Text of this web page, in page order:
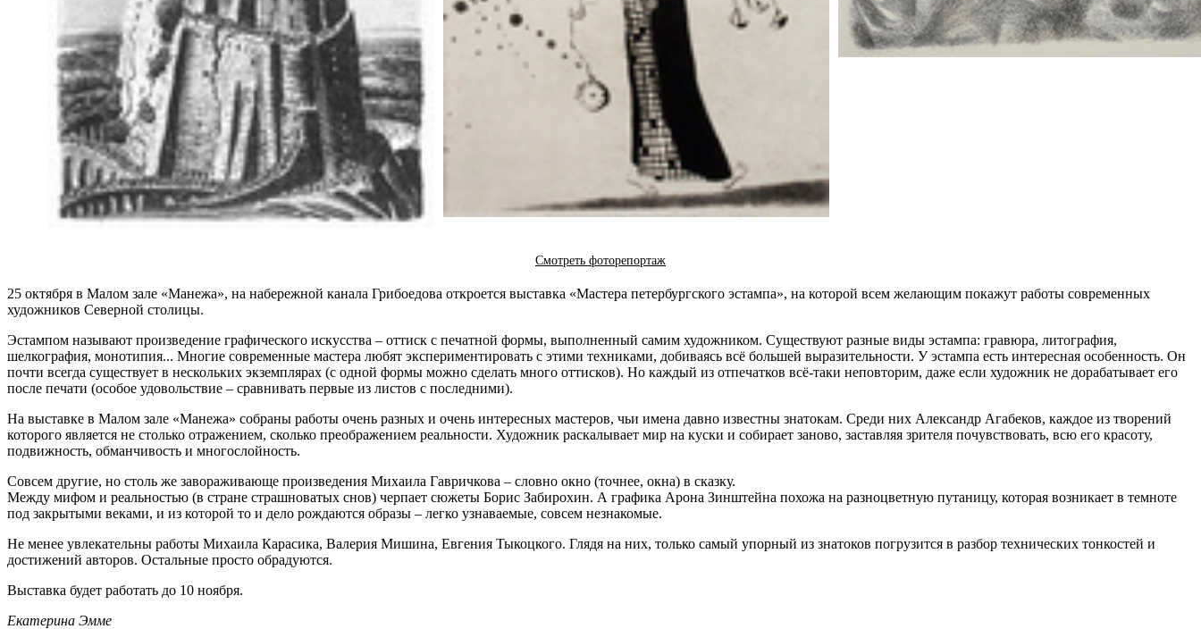
Смотреть фоторепортаж
25 октября в Малом зале «Манежа», на набережной канала Грибоедова откроется выставка «Мастера петербургского эстампа», на которой всем желающим покажут работы современных
художников Северной столицы.
Эстампом называют произведение графического искусства – оттиск с печатной формы, выполненный самим художником. Существуют разные виды эстампа: гравюра, литография,
шелкография, монотипия... Многие современные мастера любят экспериментировать с этими техниками, добиваясь всё большей выразительности. У эстампа есть интересная особенность. Он
почти всегда существует в нескольких экземплярах (с одной формы можно сделать много оттисков). Но каждый из отпечатков всё-таки неповторим, даже если художник не дорабатывает его
после печати (особое удовольствие – сравнивать первые из листов с последними).
На выставке в Малом зале «Манежа» собраны работы очень разных и очень интересных мастеров, чьи имена давно известны знатокам. Среди них Александр Агабеков, каждое из творений
которого является не столько отражением, сколько преображением реальности. Художник раскалывает мир на куски и собирает заново, заставляя зрителя почувствовать, всю его красоту,
подвижность, обманчивость и многослойность.
Совсем другие, но столь же завораживающе произведения Михаила Гавричкова – словно окно (точнее, окна) в сказку.
Между мифом и реальностью (в стране страшноватых снов) черпает сюжеты Борис Забирохин. А графика Арона Зинштейна похожа на разноцветную путаницу, которая возникает в темноте
под закрытыми веками, и из которой то и дело рождаются образы – легко узнаваемые, совсем незнакомые.
Не менее увлекательны работы Михаила Карасика, Валерия Мишина, Евгения Тыкоцкого. Глядя на них, только самый упорный из знатоков погрузится в разбор технических тонкостей и
достижений авторов. Остальные просто обрадуются.
Выставка будет работать до 10 ноября.
Екатерина Эмме